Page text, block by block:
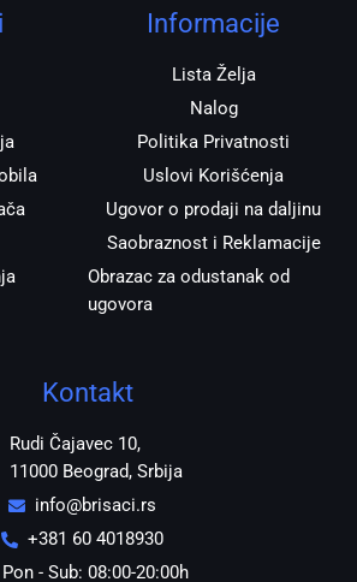
a
Informacije
Lista Želja
Nalog
Politika Privatnosti
Uslovi Korišćenja
Ugovor o prodaji na daljinu
Saobraznost i Reklamacije
Obrazac za odustanak od
ugovora
Kontakt
Rudi Čajavec 10,
11000 Beograd, Srbija
info@brisaci.rs
+381 60 4018930
Pon - Sub: 08:00-20:00h